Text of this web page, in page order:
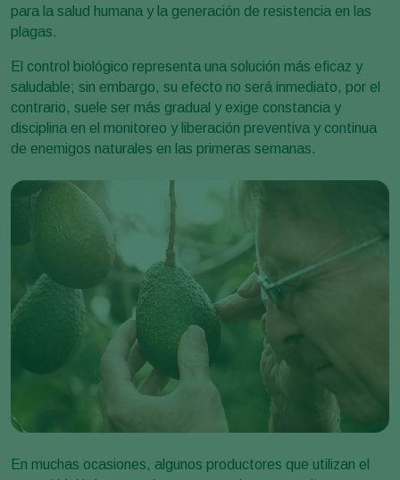
para la salud humana y la generación de resistencia en las
plagas.
El control biológico representa una solución más eficaz y
saludable; sin embargo, su efecto no será inmediato, por el
contrario, suele ser más gradual y exige constancia y
disciplina en el monitoreo y liberación preventiva y continua
de enemigos naturales en las primeras semanas.
En muchas ocasiones, algunos productores que utilizan el